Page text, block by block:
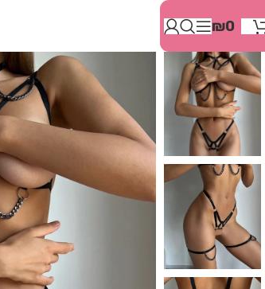
זֶה
מַעֲרֶכֶת
"המרכז
הישראלי
לְהַנְגָּשָׁת
אָתָרִים".
הַמְּסַיַּעַת
לִנְגִישׁוּת
הָאֲתָר.
לִפְתִיחַת
תַּפְרִיט
הֵנְּגִישׁוּת
לְחַץ
ALT+0
₪0